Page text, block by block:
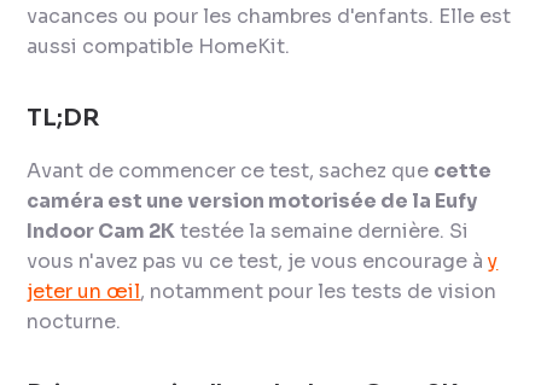
vacances ou pour les chambres d'enfants. Elle est
aussi compatible HomeKit.
TL;DR
Avant de commencer ce test, sachez que cette
caméra est une version motorisée de la Eufy
Indoor Cam 2Ktestée la semaine dernière. Si
vous n'avez pas vu ce test, je vous encourage ày
jeter un œil, notamment pour les tests de vision
nocturne.